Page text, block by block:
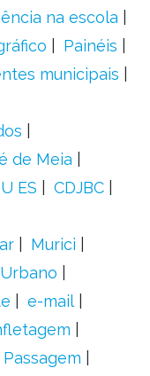
na escola
Painéis
municipais
de Meia
ES
CDJBC
Murici
e-mail
Passagem